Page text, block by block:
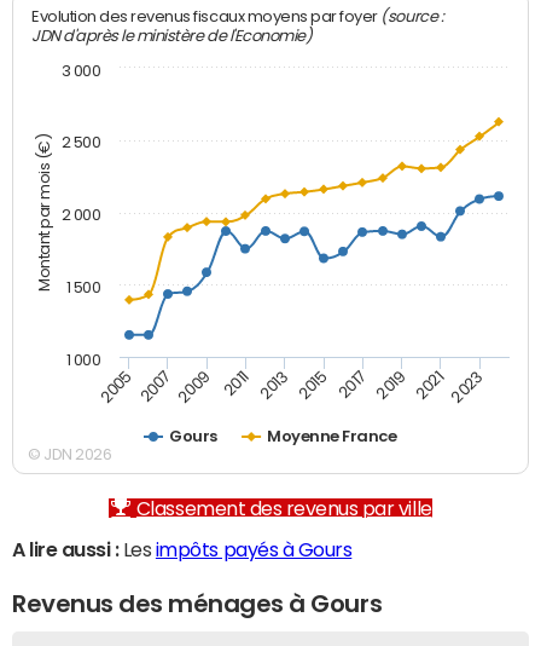
Montant par mois (€)
Evolution des revenus fiscaux moyens par foyer (source :
JDN d'après le ministère de l'Economie)
Gours Moyenne France
2005 2007 2009 2011 2013 2015 2017 2019 2021 2023
1 000
1 500
2 000
2 500
3 000
© JDN 2026
Classement des revenus par ville
A lire aussi :Les impôts payés à Gours
Revenus des ménages à Gours